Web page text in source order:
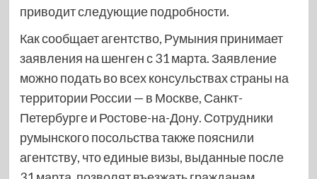
приводит следующие подробности.
Как сообщает агентство, Румыния принимает
заявления на шенген с 31 марта. Заявление
можно подать во всех консульствах страны на
территории России — в Москве, Санкт-
Петербурге и Ростове-на-Дону. Сотрудники
румынского посольства также пояснили
агентству, что единые визы, выданные после